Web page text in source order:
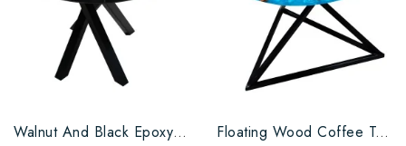
Walnut And Black Epoxy Coffee Table Floating Wood Coffee Table And Blue Epoxy Resins